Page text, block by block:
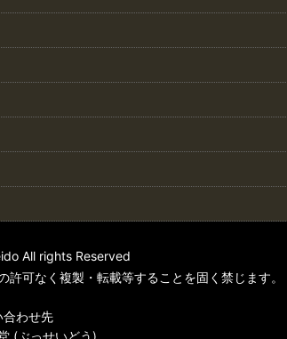
All rights Reserved
可なく複製・転載等することを固く禁じます。
わせ先